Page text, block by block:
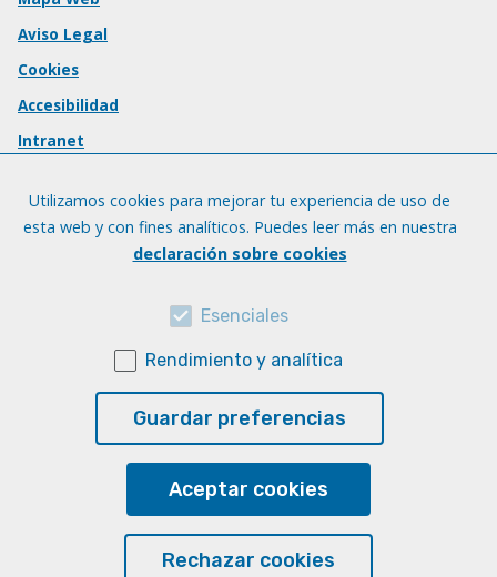
Aviso Legal
Cookies
Accesibilidad
Intranet
Utilizamos cookies para mejorar tu experiencia de uso de
esta web y con fines analíticos. Puedes leer más en nuestra
declaración sobre cookies
Esenciales
Rendimiento y analítica
Guardar preferencias
Aceptar cookies
Rechazar cookies